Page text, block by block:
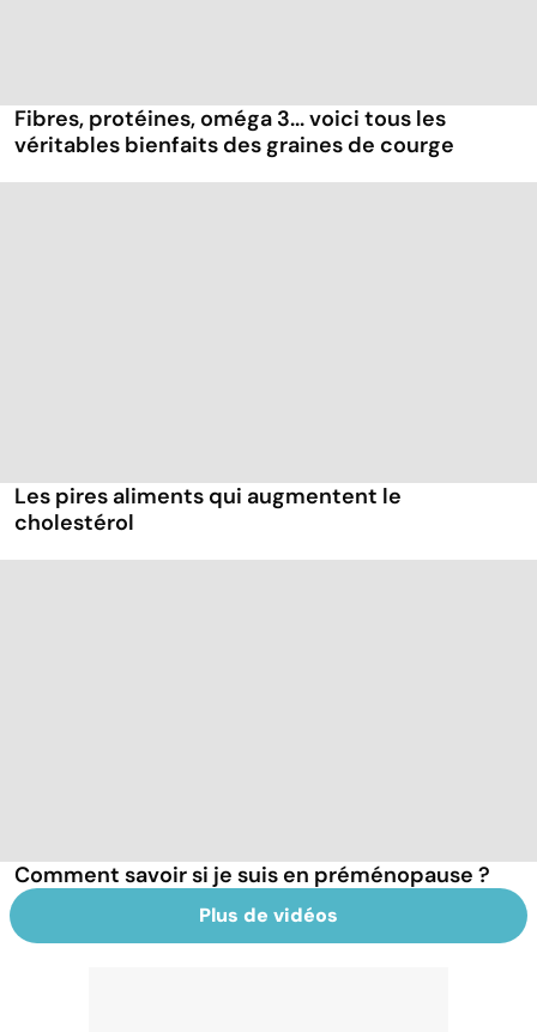
Fibres, protéines, oméga 3... voici tous les
véritables bienfaits des graines de courge
Les pires aliments qui augmentent le
cholestérol
Comment savoir si je suis en préménopause ?
Plus de vidéos